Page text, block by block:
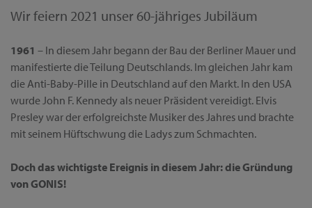
Wir feiern 2021 unser 60-jähriges Jubiläum
1961 – In diesem Jahr begann der Bau der Berliner Mauer und
manifestierte die Teilung Deutschlands. Im gleichen Jahr kam
die Anti-Baby-Pille in Deutschland auf den Markt. In den USA
wurde John F. Kennedy als neuer Präsident vereidigt. Elvis
Presley war der erfolgreichste Musiker des Jahres und brachte
mit seinem Hüftschwung die Ladys zum Schmachten.
Doch das wichtigste Ereignis in diesem Jahr: die Gründung
von GONIS!